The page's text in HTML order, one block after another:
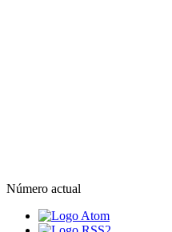
Número actual